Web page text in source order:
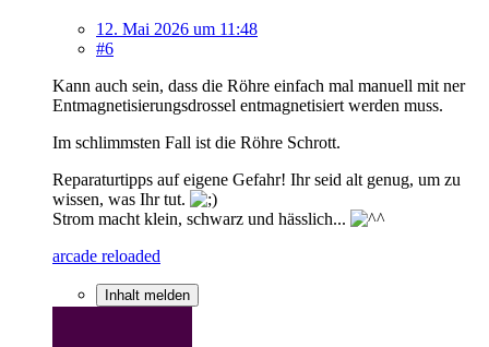
12. Mai 2026 um 11:48
#6
Kann auch sein, dass die Röhre einfach mal manuell mit ner
Entmagnetisierungsdrossel entmagnetisiert werden muss.
Im schlimmsten Fall ist die Röhre Schrott.
Reparaturtipps auf eigene Gefahr! Ihr seid alt genug, um zu
wissen, was Ihr tut.
Strom macht klein, schwarz und hässlich...
arcade reloaded
Inhalt melden